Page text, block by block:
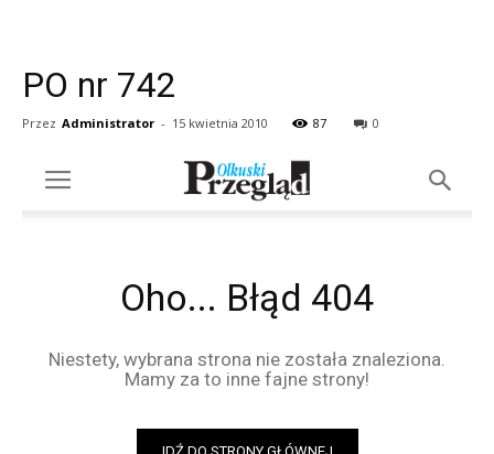
PO nr 742
Przez Administrator - 15 kwietnia 2010 87 0